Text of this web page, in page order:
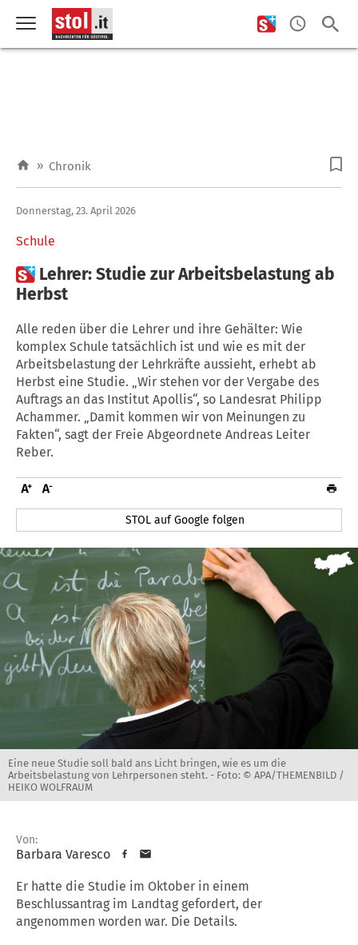
» Chronik
Schule
Donnerstag, 23. April 2026
 Lehrer: Studie zur Arbeitsbelastung ab
Herbst
Alle reden über die Lehrer und ihre Gehälter: Wie
komplex Schule tatsächlich ist und wie es mit der
Arbeitsbelastung der Lehrkräfte aussieht, erhebt ab
Herbst eine Studie. „Wir stehen vor der Vergabe des
Auftrags an das Institut Apollis“, so Landesrat Philipp
Achammer. „Damit kommen wir von Meinungen zu
Fakten“, sagt der Freie Abgeordnete Andreas Leiter
Reber.
STOL auf Google folgen
Eine neue Studie soll bald ans Licht bringen, wie es um die
Arbeitsbelastung von Lehrpersonen steht. - Foto: © APA/THEMENBILD /
HEIKO WOLFRAUM
Von:
Barbara Varesco
Er hatte die Studie im Oktober in einem
Beschlussantrag im Landtag gefordert, der
angenommen worden war. Die Details.